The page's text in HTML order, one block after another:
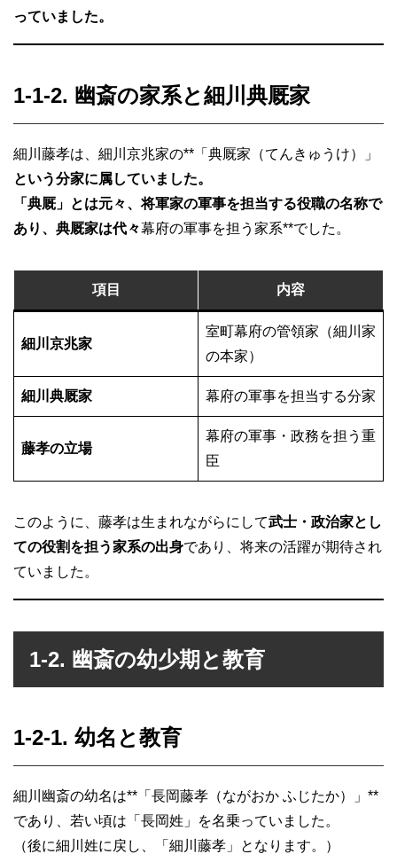
っていました。
1-1-2. 幽斎の家系と細川典厩家
細川藤孝は、細川京兆家の**「典厩家（てんきゅうけ）」
という分家に属していました。
「典厩」とは元々、将軍家の軍事を担当する役職の名称で
あり、典厩家は代々幕府の軍事を担う家系**でした。
項目 内容
細川京兆家
室町幕府の管領家（細川家
の本家）
細川典厩家 幕府の軍事を担当する分家
藤孝の立場
幕府の軍事・政務を担う重
臣
このように、藤孝は生まれながらにして武士・政治家とし
ての役割を担う家系の出身であり、将来の活躍が期待され
ていました。
1-2. 幽斎の幼少期と教育
1-2-1. 幼名と教育
細川幽斎の幼名は**「長岡藤孝（ながおか ふじたか）」**
であり、若い頃は「長岡姓」を名乗っていました。
（後に細川姓に戻し、「細川藤孝」となります。）